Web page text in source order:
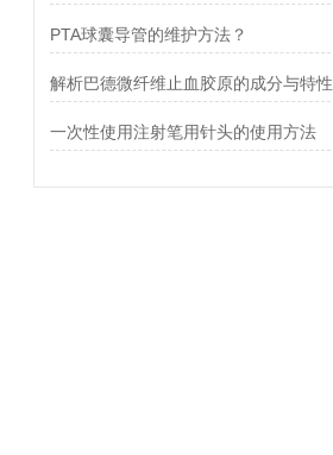
PTA球囊导管的维护方法？
解析巴德微纤维止血胶原的成分与特性
一次性使用注射笔用针头的使用方法